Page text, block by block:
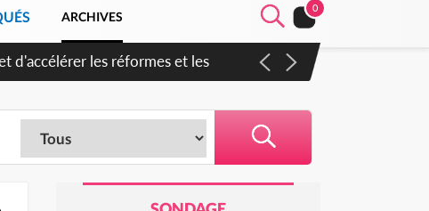
ARCHIVES
0
d'accélérer les réformes et les